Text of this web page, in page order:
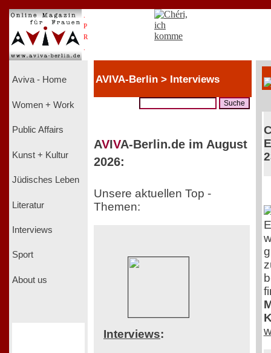
P
R
Aviva - Home
Women + Work
Public Affairs
Kunst + Kultur
Jüdisches Leben
Literatur
Interviews
Sport
About us
AVIVA-Berlin > Interviews
AVIVA-Berlin.de im August
2026:
Unsere aktuellen Top -
Themen:
Interviews: